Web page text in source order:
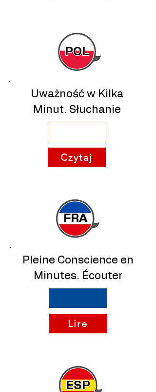
POL
Uważność w Kilka
Minut. Słuchanie
Czytaj
FRA
Pleine Conscience en
Minutes. Écouter
Lire
ESP